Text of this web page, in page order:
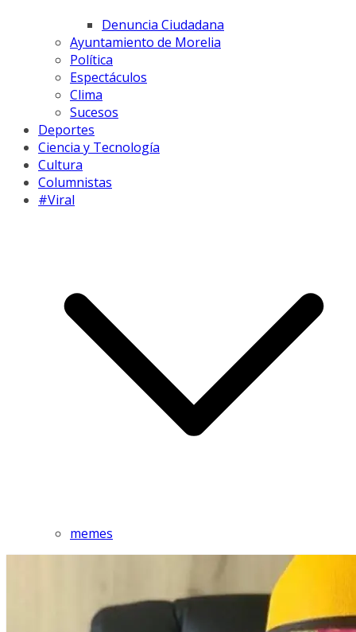
Denuncia Ciudadana
Ayuntamiento de Morelia
Política
Espectáculos
Clima
Sucesos
Deportes
Ciencia y Tecnología
Cultura
Columnistas
#Viral
memes